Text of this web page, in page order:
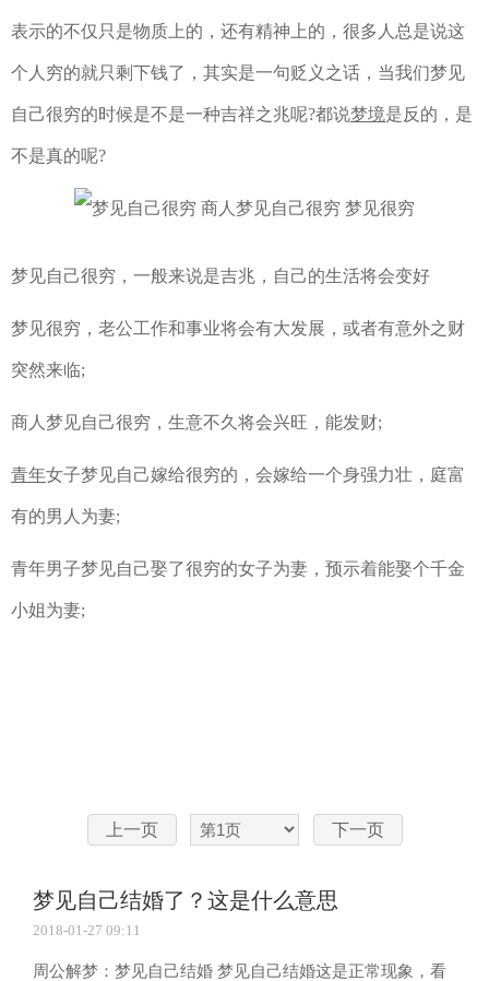
表示的不仅只是物质上的，还有精神上的，很多人总是说这
个人穷的就只剩下钱了，其实是一句贬义之话，当我们梦见
自己很穷的时候是不是一种吉祥之兆呢?都说梦境是反的，是
不是真的呢?
梦见自己很穷，一般来说是吉兆，自己的生活将会变好
梦见很穷，老公工作和事业将会有大发展，或者有意外之财
突然来临;
商人梦见自己很穷，生意不久将会兴旺，能发财;
青年女子梦见自己嫁给很穷的，会嫁给一个身强力壮，庭富
有的男人为妻;
青年男子梦见自己娶了很穷的女子为妻，预示着能娶个千金
小姐为妻;
上一页 下一页
梦见自己结婚了？这是什么意思
2018-01-27 09:11
周公解梦：梦见自己结婚 梦见自己结婚这是正常现象，看